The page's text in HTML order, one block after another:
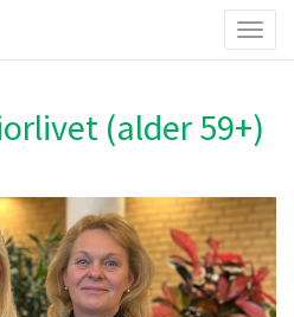
(alder 59+)